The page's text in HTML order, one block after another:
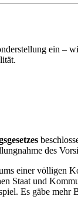
ein –
des
einer völligen
und
Es gäbe